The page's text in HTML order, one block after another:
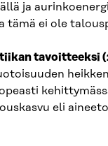
ja
ei ole
tavoitteeksi
eli